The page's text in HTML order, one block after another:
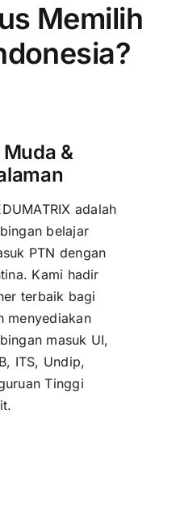
Memilih
&
adalah
belajar
PTN dengan
Kami hadir
terbaik bagi
menyediakan
masuk UI,
ITS, Undip,
Tinggi